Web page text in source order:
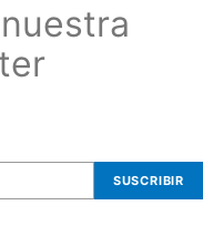
SUSCRIBIR